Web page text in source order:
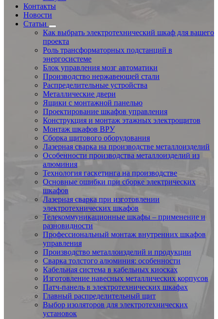
Контакты
Новости
Статьи
Как выбрать электротехнический шкаф для вашего
проекта
Роль трансформаторных подстанций в
энергосистеме
Блок управления мозг автоматики
Производство нержавеющей стали
Распределительные устройства
Металлические двери
Ящики с монтажной панелью
Проектирование шкафов управления
Конструкция и монтаж этажных электрощитов
Монтаж шкафов ВРУ
Сборка щитового оборудования
Лазерная сварка на производстве металлоизделий
Особенности производства металлоизделий из
алюминия
Технология гаскетинга на производстве
Основные ошибки при сборке электрических
шкафов
Лазерная сварка при изготовлении
электротехнических шкафов
Телекоммуникационные шкафы – применение и
разновидности
Профессиональный монтаж внутренних шкафов
управления
Производство металлоизделий и продукции
Сварка толстого алюминия: особенности
Кабельная система в кабельных киосках
Изготовление навесных металлических корпусов
Патч-панель в электротехнических шкафах
Главный распределительный щит
Выбор изоляторов для электротехнических
установок